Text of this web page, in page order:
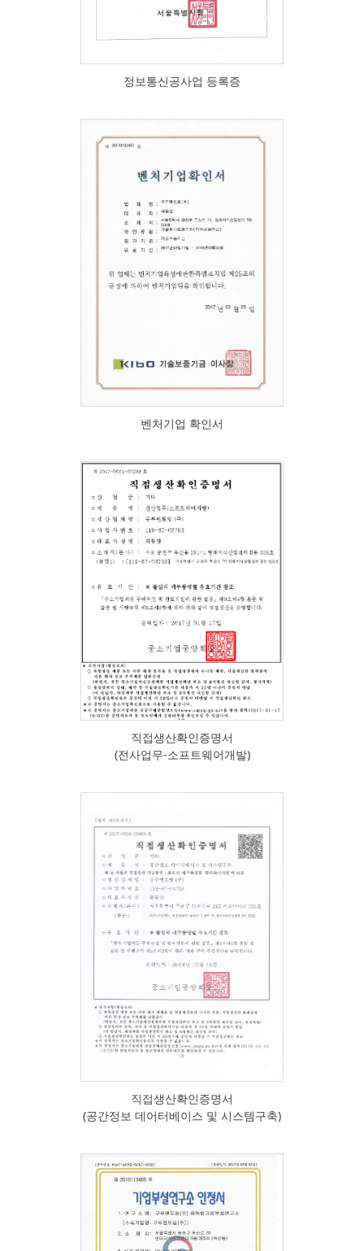
정보통신공사업 등록증
벤처기업 확인서
직접생산확인증명서
(전사업무-소프트웨어개발)
직접생산확인증명서
(공간정보 데어터베이스 및 시스템구축)